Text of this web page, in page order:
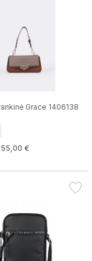
Grace 1406138
€